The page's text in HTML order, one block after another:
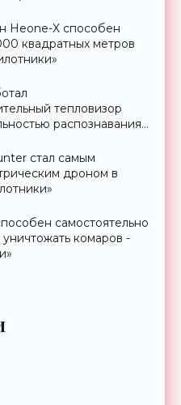
Heone-X способен
квадратных метров
тепловизор
распознавания
стал самым
дроном в
самостоятельно
уничтожать комаров -